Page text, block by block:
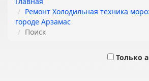
Ремонт Холодильная техника
городе Арзамас
Поиск
Только